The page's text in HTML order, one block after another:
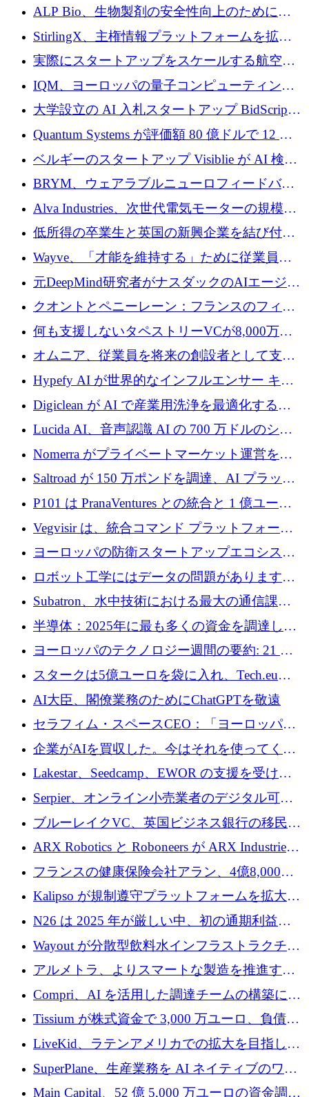
ALP Bio、生物製剤の安全性向上のために
Venture Kick から 16 万 1,000 ユーロを調達
StirlingX、主権情報プラットフォームを拡張
するためにシリーズ A で 2,000 万ドルを確保
実際にスタートアップをスケールする航空イ
ノベーション モデルを学ぶ
IQM、ヨーロッパの量子コンピューティング
企業として初めて米国の主要取引所に上場
大学設立の AI 入札スタートアップ BidScript
がプレシード資金総額 100 万ドルを突破
Quantum Systems が評価額 80 億ドルで 12 億
ドルを調達
ベルギーのスタートアップ Visiblie が AI 検索
の可視化のために 50 万ユーロを調達
BRYM、ウェアラブルニューロフィードバッ
クプラットフォームの開発に65万ユーロを確
Alva Industries、次世代電気モーターの規模拡
大に 1,600 万ユーロを調達
低所得の卒業生と英国の新興企業を結び付け
るためにCommon Pathを開始
Wayve、「才能を維持する」ために従業員に
8,500万ドルの株式公開買い付けを実施
元DeepMind研究者がナスダックのAIエージェ
ントを拡張するためにCreandumの資金調達で
記録を獲得
クオントとペニーレーン：フランスのフィン
テックの友人と敵
何も支援しないタペストリーVCが8,000万ド
ルの資金を調達、ロンドン事務所を開設
オムニア、従業員を将来の創設者として支援
するために Firedrop でファンドを立ち上げる
Hypefy AI が世界的なインフルエンサー キャ
ンペーンを自動化するためにシリーズ A で
720 万ドルを調達
Digiclean が AI で産業用洗浄を最適化するた
めに 250 万ユーロを調達
Lucida AI、音声認識 AI の 700 万ドルのシー
ドラウンドを終了
Nomerra がプライベートマーケット運営を自
動化するために 200 万ドルを調達
Saltroad が 150 万ポンドを調達、AI プラット
フォーム Ogma を買収して子ども向け言語療
法を拡大
P101 は PranaVentures との統合と 1 億ユーロ
のファンドによりシード投資に拡大
Vegvisir は、統合コマンド プラットフォーム
を通じて関連する無人システムを接続するた
めの資金を調達します
ヨーロッパの防衛スタートアップエコシステ
ムとなったハッカソン
ロボット工学にはデータの問題があります。
Macrodata Labs はそれを解決したいと考えて
Subatron、水中技術における最大の通信課題
の 1 つに取り組むために 16 万 2,000 ユーロを
確保
半導体：2025年に最も多くの資金を調達した
10社
ヨーロッパのテクノロジー週間の要約: 21 億
ユーロの取引と Tech.eu Funding Explorer
スタークは5億ユーロを袋に入れ、Tech.eu
Funding Explorerの立ち上げ、そしてルクセン
ブルクの大きな野望
AI大臣、閣僚業務のためにChatGPTを敬遠
セラフィム・スペースCEO：「ヨーロッパは
追いつきつつある」
企業がAIを買収した。今はそれを使ってくれ
る人々が必要です
Lakestar、Seedcamp、EWOR の支援を受け、
SE3 が自律システム用の空間 AI プラットフォ
ームを発表
Serpier、オンライン小売業者のデジタル可視
性向上を支援するために 140 万ユーロを調達
ブルーレイクVC、英国ビジネス銀行の移民主
導スタートアップ支援で初のファンド獲得に
ARX Robotics と Roboneers が ARX Industries
を設立し、無人地上車両の生産を拡大
フランスの健康保険会社アラン、4億8,000万
ユーロの資金調達ラウンドで合意
Kalipso が規制遵守プラットフォームを拡大す
るために 320 万ドルを調達
N26 は 2025 年が厳しい中、初の通期利益を
達成
Wayout が分散型飲料水インフラストラクチャ
プラットフォームを拡張するために 242 万ユ
ーロを調達
アルメトラ、よりスマートな製造を推進する
ためにシリーズ A で 1,630 万ユーロを確保
Compri、AI を活用した調達チームの構築に
320 万ユーロを確保
Tissium が株式資金で 3,000 万ユーロ、負債で
3,000 万ユーロを調達
LiveKid、ラテンアメリカでの拡大を目指して
Aldea を買収
SuperPlane、生産業務を AI ネイティブのワー
クフロー層に変えるために 260 万ドルを確保
Main Capital、52 億 5,000 万ユーロの資金調達